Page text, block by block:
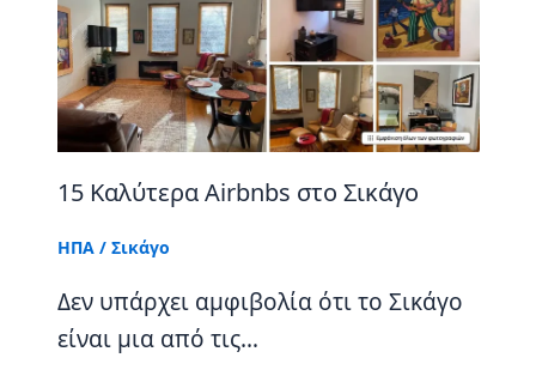
15 Καλύτερα Airbnbs στο Σικάγο
ΗΠΑ/ Σικάγο
Δεν υπάρχει αμφιβολία ότι το Σικάγο
είναι μια από τις…